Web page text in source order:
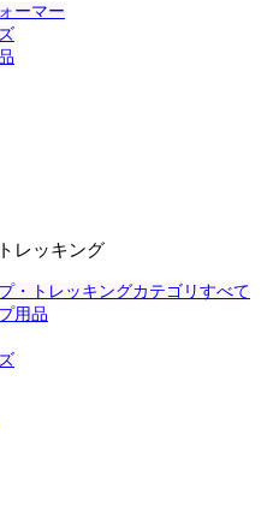
ーマー
レッキング
・トレッキングカテゴリすべて
用品